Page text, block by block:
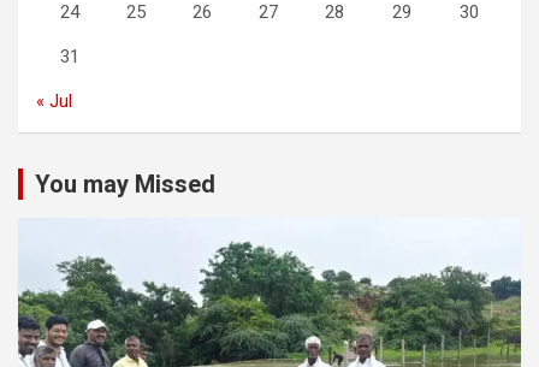
24 25 26 27 28 29 30
31
« Jul
You may Missed